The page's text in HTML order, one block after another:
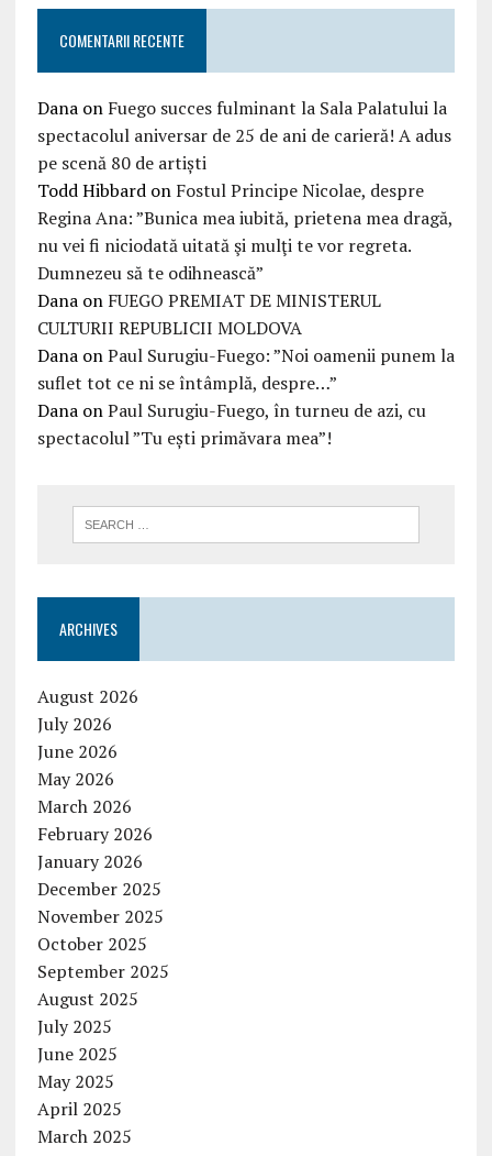
COMENTARII RECENTE
Danaon Fuego succes fulminant la Sala Palatului la
spectacolul aniversar de 25 de ani de carieră! A adus
pe scenă 80 de artiști
Todd Hibbardon Fostul Principe Nicolae, despre
Regina Ana: ”Bunica mea iubită, prietena mea dragă,
nu vei fi niciodată uitată şi mulţi te vor regreta.
Dumnezeu să te odihnească”
Danaon FUEGO PREMIAT DE MINISTERUL
CULTURII REPUBLICII MOLDOVA
DanaonPaul Surugiu-Fuego: ”Noi oamenii punem la
suflet tot ce ni se întâmplă, despre…”
DanaonPaul Surugiu-Fuego, în turneu de azi, cu
spectacolul ”Tu ești primăvara mea”!
ARCHIVES
August 2026
July 2026
June 2026
May 2026
March 2026
February 2026
January 2026
December 2025
November 2025
October 2025
September 2025
August 2025
July 2025
June 2025
May 2025
April 2025
March 2025